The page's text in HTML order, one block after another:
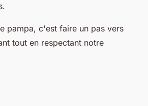
pampa, c'est faire un pas vers
tout en respectant notre